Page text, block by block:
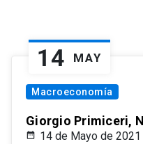
14 MAY
Macroeconomía
Giorgio Primiceri,
14 de Mayo de 2021